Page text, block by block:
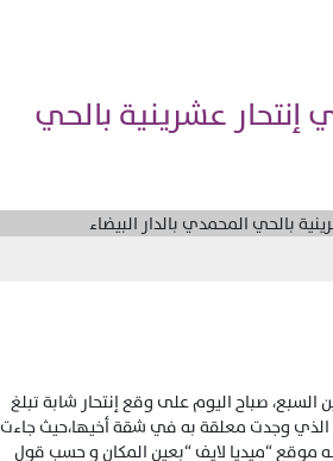
إنتحار عشرينية بالحي
صباح اليوم على وقع إنتحار شابة تبلغ
الذي وجدت معلقة به في شقة أخيها،حيث جاءت
موقع “ميديا لايف “بعين المكان و حسب قول